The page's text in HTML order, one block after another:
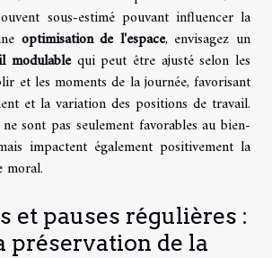
sous-estimé pouvant influencer la
optimisation de l'espace, envisagez un
modulablequi peut être ajusté selon les
et les moments de la journée, favorisant
et la variation des positions de travail.
sont pas seulement favorables au bien-
impactent également positivement la
et pauses régulières :
préservation de la